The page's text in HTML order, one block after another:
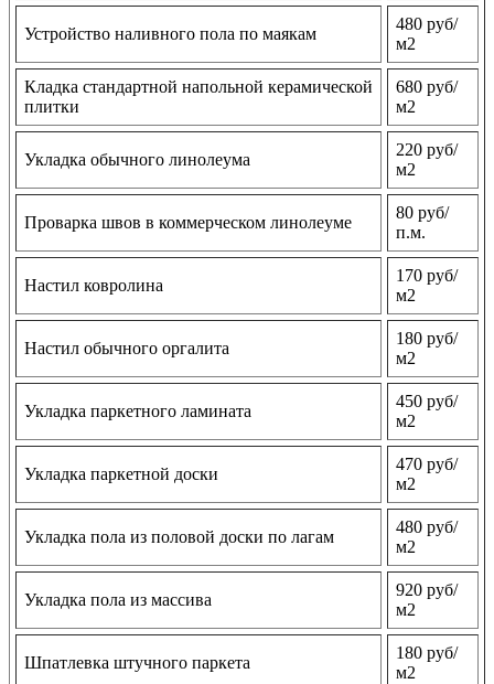
Устройство наливного пола по маякам
480 руб/
м2
Кладка стандартной напольной керамической
плитки
680 руб/
м2
Укладка обычного линолеума
220 руб/
м2
Проварка швов в коммерческом линолеуме
80 руб/
п.м.
Настил ковролина
170 руб/
м2
Настил обычного оргалита
180 руб/
м2
Укладка паркетного ламината
450 руб/
м2
Укладка паркетной доски
470 руб/
м2
Укладка пола из половой доски по лагам
480 руб/
м2
Укладка пола из массива
920 руб/
м2
Шпатлевка штучного паркета
180 руб/
м2